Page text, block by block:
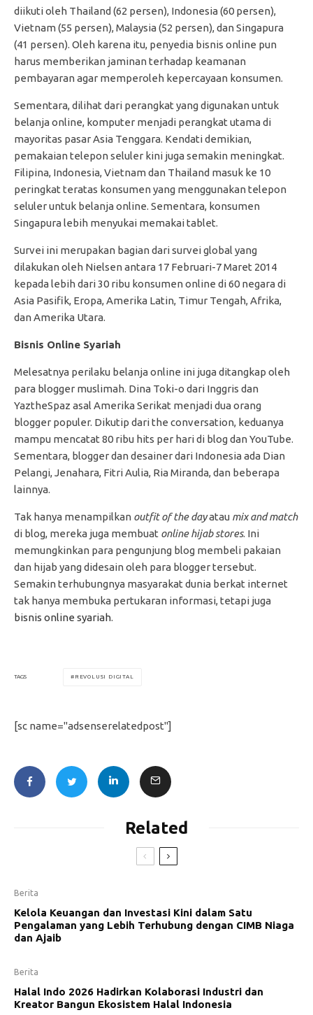
diikuti oleh Thailand (62 persen), Indonesia (60 persen),
Vietnam (55 persen), Malaysia (52 persen), dan Singapura
(41 persen). Oleh karena itu, penyedia bisnis online pun
harus memberikan jaminan terhadap keamanan
pembayaran agar memperoleh kepercayaan konsumen.
Sementara, dilihat dari perangkat yang digunakan untuk
belanja online, komputer menjadi perangkat utama di
mayoritas pasar Asia Tenggara. Kendati demikian,
pemakaian telepon seluler kini juga semakin meningkat.
Filipina, Indonesia, Vietnam dan Thailand masuk ke 10
peringkat teratas konsumen yang menggunakan telepon
seluler untuk belanja online. Sementara, konsumen
Singapura lebih menyukai memakai tablet.
Survei ini merupakan bagian dari survei global yang
dilakukan oleh Nielsen antara 17 Februari-7 Maret 2014
kepada lebih dari 30 ribu konsumen online di 60 negara di
Asia Pasifik, Eropa, Amerika Latin, Timur Tengah, Afrika,
dan Amerika Utara.
Bisnis Online Syariah
Melesatnya perilaku belanja online ini juga ditangkap oleh
para blogger muslimah. Dina Toki-o dari Inggris dan
YaztheSpaz asal Amerika Serikat menjadi dua orang
blogger populer. Dikutip dari the conversation, keduanya
mampu mencatat 80 ribu hits per hari di blog dan YouTube.
Sementara, blogger dan desainer dari Indonesia ada Dian
Pelangi, Jenahara, Fitri Aulia, Ria Miranda, dan beberapa
lainnya.
Tak hanya menampilkan outfit of the dayatau mix and match
di blog, mereka juga membuat online hijab stores. Ini
memungkinkan para pengunjung blog membeli pakaian
dan hijab yang didesain oleh para blogger tersebut.
Semakin terhubungnya masyarakat dunia berkat internet
tak hanya membuka pertukaran informasi, tetapi juga
bisnis online syariah.
TAGS REVOLUSI DIGITAL
[sc name="adsenserelatedpost"]
Related
Berita
Kelola Keuangan dan Investasi Kini dalam Satu
Pengalaman yang Lebih Terhubung dengan CIMB Niaga
dan Ajaib
Berita
Halal Indo 2026 Hadirkan Kolaborasi Industri dan
Kreator Bangun Ekosistem Halal Indonesia